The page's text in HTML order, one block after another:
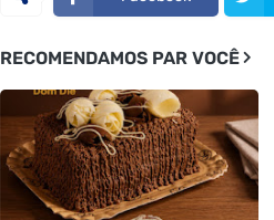
RECOMENDAMOS PAR VOCÊ